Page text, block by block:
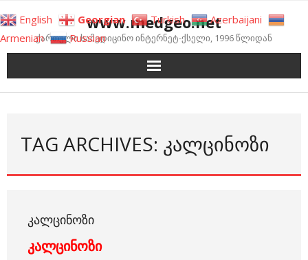
to
content
www.medgeo.net
ქართული სამედიცინო ინტერნეტ-ქსელი, 1996 წლიდან
TAG ARCHIVES: ᲙᲐᲚᲪᲘᲜᲝᲖᲘ
ᲙᲐᲚᲪᲘᲜᲝᲖᲘ
კალცინოზი
English Georgian Turkish
Azerbaijani
Armenian
Russian